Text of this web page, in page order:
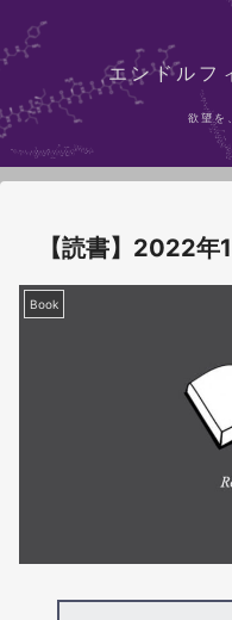
エンドルフ
欲望を
【読書】2022年
Book